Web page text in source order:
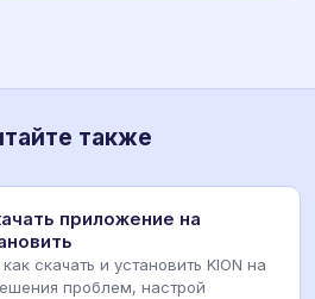
также
приложение на
скачать и установить KION на
проблем, настрой